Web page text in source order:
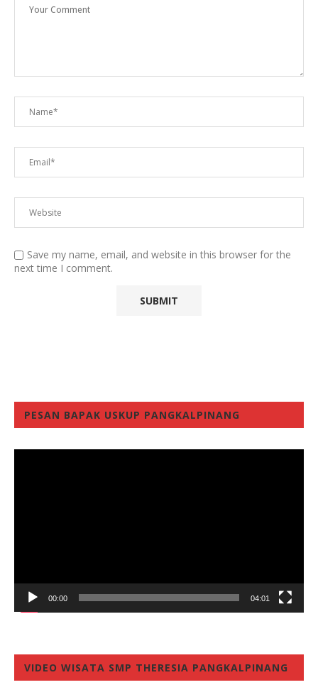
Save my name, email, and website in this browser for the
next time I comment.
PESAN BAPAK USKUP PANGKALPINANG
00:00 04:01
VIDEO WISATA SMP THERESIA PANGKALPINANG